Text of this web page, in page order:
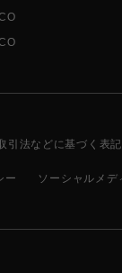
引法などに基づく表記
ー ソーシャルメデ